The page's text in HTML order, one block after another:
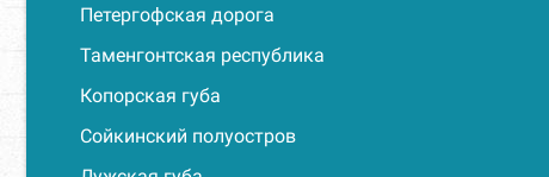
Петергофская дорога
Таменгонтская республика
Копорская губа
Сойкинский полуостров